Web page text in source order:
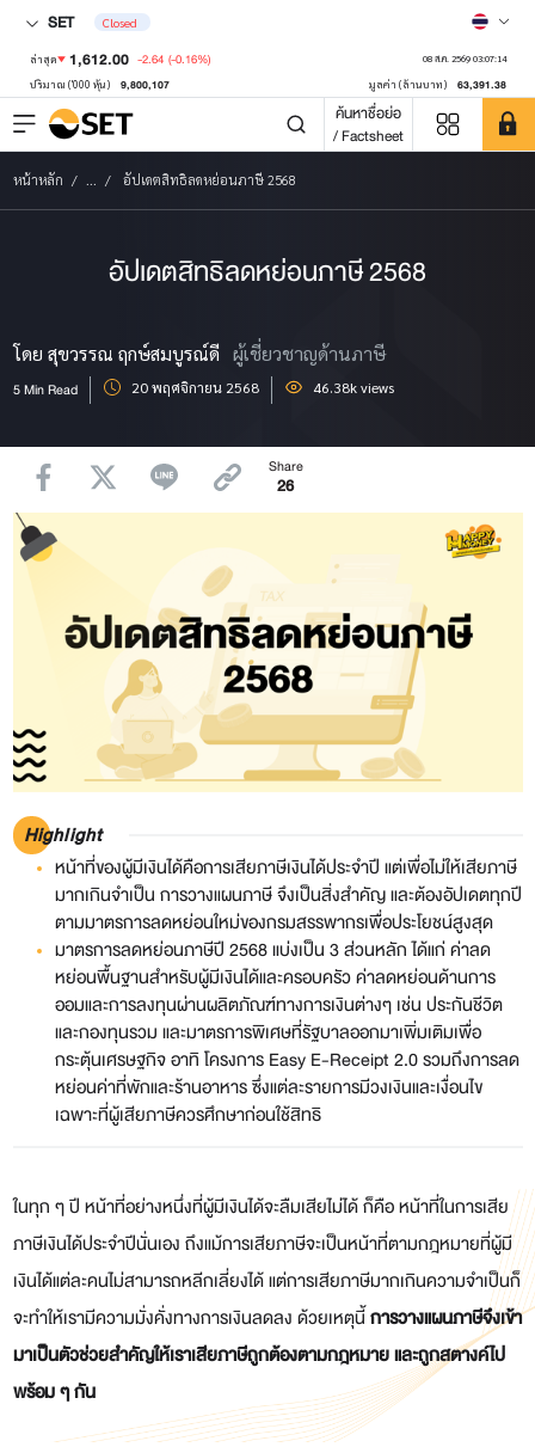
SET Closed
ล่าสุด 1,612.00 -2.64 (-0.16%) 08 ส.ค. 2569 03:07:14
ปริมาณ ('000 หุ้น) 9,800,107 มูลค่า (ล้านบาท) 63,391.38
ค้นหาชื่อย่อ
/ Factsheet
หน้าหลัก ... อัปเดตสิทธิลดหย่อนภาษี 2568
อัปเดตสิทธิลดหย่อนภาษี 2568
โดย สุขวรรณ ฤกษ์สมบูรณ์ดี ผู้เชี่ยวชาญด้านภาษี
5 Min Read 20 พฤศจิกายน 2568 46.38k views
Share
26
Highlight
หน้าที่ของผู้มีเงินได้คือการเสียภาษีเงินได้ประจำปี แต่เพื่อไม่ให้เสียภาษี
มากเกินจำเป็น การวางแผนภาษี จึงเป็นสิ่งสำคัญ และต้องอัปเดตทุกปี
ตามมาตรการลดหย่อนใหม่ของกรมสรรพากรเพื่อประโยชน์สูงสุด
มาตรการลดหย่อนภาษีปี 2568 แบ่งเป็น 3 ส่วนหลัก ได้แก่ ค่าลด
หย่อนพื้นฐานสำหรับผู้มีเงินได้และครอบครัว ค่าลดหย่อนด้านการ
ออมและการลงทุนผ่านผลิตภัณฑ์ทางการเงินต่างๆ เช่น ประกันชีวิต
และกองทุนรวม และมาตรการพิเศษที่รัฐบาลออกมาเพิ่มเติมเพื่อ
กระตุ้นเศรษฐกิจ อาทิ โครงการ Easy E-Receipt 2.0 รวมถึงการลด
หย่อนค่าที่พักและร้านอาหาร ซึ่งแต่ละรายการมีวงเงินและเงื่อนไข
เฉพาะที่ผู้เสียภาษีควรศึกษาก่อนใช้สิทธิ
ในทุก ๆ ปี หน้าที่อย่างหนึ่งที่ผู้มีเงินได้จะลืมเสียไม่ได้ ก็คือ หน้าที่ในการเสีย
ภาษีเงินได้ประจำปีนั่นเอง ถึงแม้การเสียภาษีจะเป็นหน้าที่ตามกฎหมายที่ผู้มี
เงินได้แต่ละคนไม่สามารถหลีกเลี่ยงได้ แต่การเสียภาษีมากเกินความจำเป็นก็
จะทำให้เรามีความมั่งคั่งทางการเงินลดลง ด้วยเหตุนี้การวางแผนภาษีจึงเข้า
มาเป็นตัวช่วยสำคัญให้เราเสียภาษีถูกต้องตามกฎหมาย และถูกสตางค์ไป
พร้อม ๆ กัน